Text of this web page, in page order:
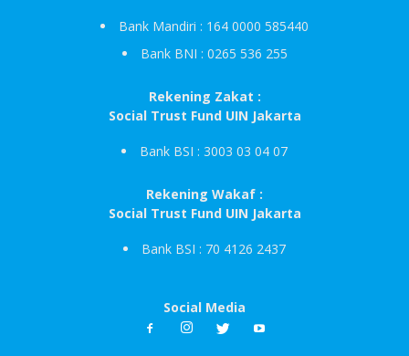
Bank Mandiri : 164 0000 585440
Bank BNI : 0265 536 255
Rekening Zakat :
Social Trust Fund UIN Jakarta
Bank BSI : 3003 03 04 07
Rekening Wakaf :
Social Trust Fund UIN Jakarta
Bank BSI : 70 4126 2437
Social Media